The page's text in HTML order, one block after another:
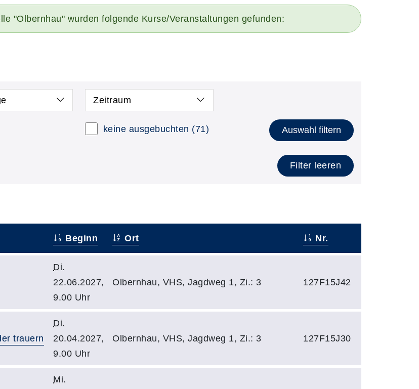
"Olbernhau" wurden folgende Kurse/Veranstaltungen gefunden:
Zeitraum
keine ausgebuchten (71) Auswahl filtern
Filter leeren
Beginn Ort Nr.
Di.
22.06.2027,
9.00 Uhr
Olbernhau, VHS, Jagdweg 1, Zi.: 3 127F15J42
trauern
Di.
20.04.2027,
9.00 Uhr
Olbernhau, VHS, Jagdweg 1, Zi.: 3 127F15J30
Mi.